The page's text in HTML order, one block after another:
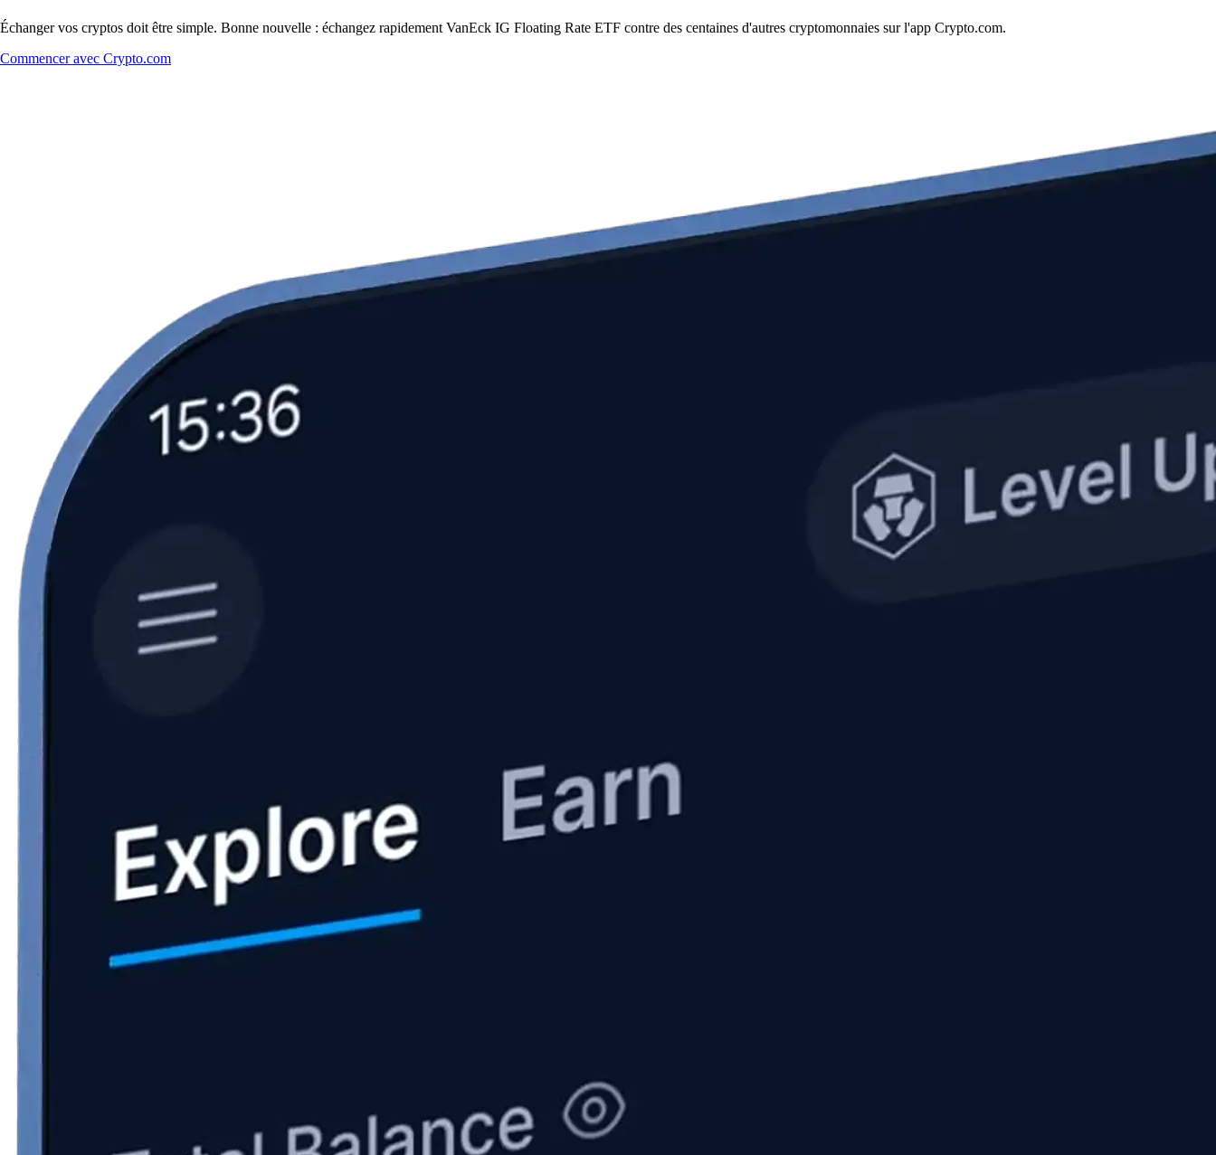
Échanger vos cryptos doit être simple. Bonne nouvelle : échangez rapidement VanEck IG Floating Rate ETF contre des centaines d'autres cryptomonnaies sur l'app Crypto.com.
Commencer avec Crypto.com